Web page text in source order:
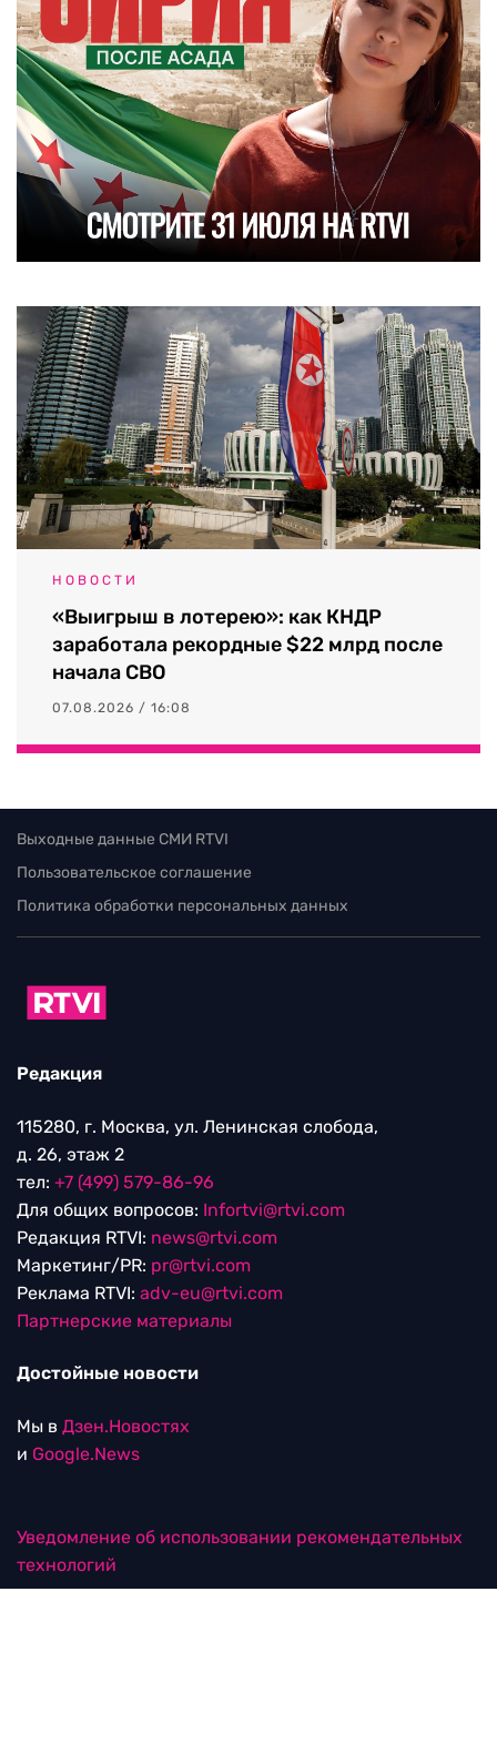
НОВОСТИ
«Выигрыш в лотерею»: как КНДР
заработала рекордные $22 млрд после
начала СВО
07.08.2026 / 16:08
Выходные данные СМИ RTVI
Пользовательское соглашение
Политика обработки персональных данных
Редакция
115280, г. Москва, ул. Ленинская слобода,
д. 26, этаж 2
тел: +7 (499) 579-86-96
Для общих вопросов: Infortvi@rtvi.com
Редакция RTVI: news@rtvi.com
Маркетинг/PR: pr@rtvi.com
Реклама RTVI: adv-eu@rtvi.com
Партнерские материалы
Достойные новости
Мы в Дзен.Новостях
и Google.News
Уведомление об использовании рекомендательных
технологий